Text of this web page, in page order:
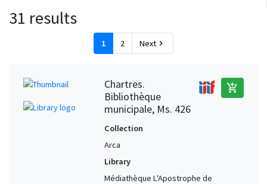
31 results
1 2 Next chevron_right
Chartres.
Bibliothèque
municipale, Ms. 426
add_shopping_cart
Collection
Arca
Library
Médiathèque L'Apostrophe de